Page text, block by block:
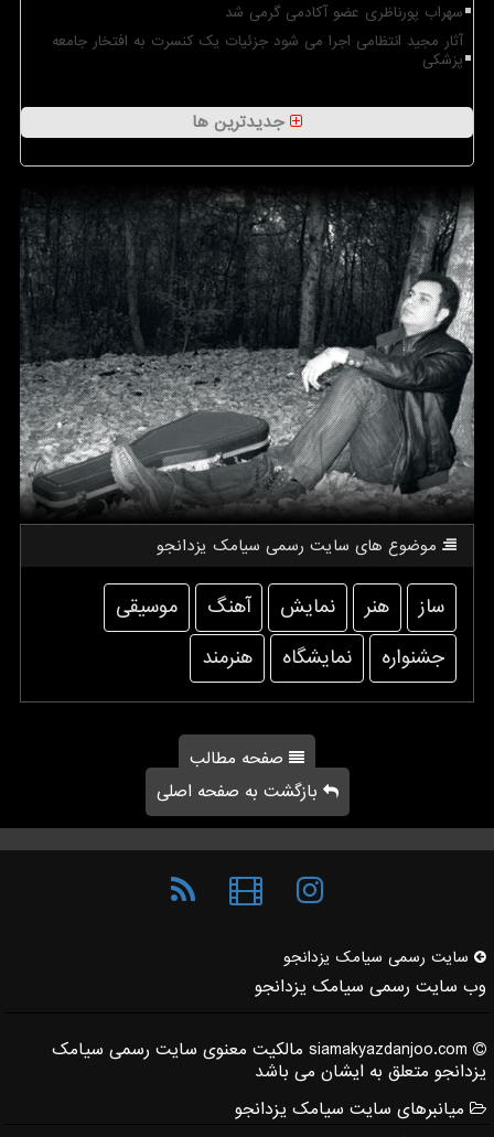
سهراب پورناظری عضو آکادمی گرمی شد
آثار مجید انتظامی اجرا می شود جزئیات یک کنسرت به افتخار جامعه
پزشکی
جدیدترین ها
موضوع های سایت رسمی سیامك یزدانجو
ساز هنر نمایش آهنگ
موسیقی
جشنواره
نمایشگاه هنرمند
صفحه مطالب
بازگشت به صفحه اصلی
سایت رسمی سیامك یزدانجو
وب سایت رسمی سیامک یزدانجو
siamakyazdanjoo.com مالکیت معنوی سایت رسمی سیامک
یزدانجو متعلق به ایشان می باشد
میانبرهای سایت سیامک یزدانجو